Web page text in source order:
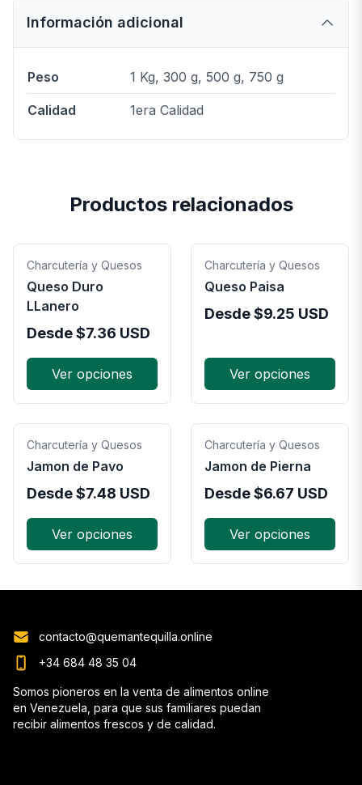
Información adicional
Peso 1 Kg, 300 g, 500 g, 750 g
Calidad 1era Calidad
Productos relacionados
Charcutería y Quesos
Queso Duro
LLanero
Desde$7.36 USD
Ver opciones
Charcutería y Quesos
Queso Paisa
Desde$9.25 USD
Ver opciones
Charcutería y Quesos
Jamon de Pavo
Desde$7.48 USD
Ver opciones
Charcutería y Quesos
Jamon de Pierna
Desde$6.67 USD
Ver opciones
contacto@quemantequilla.online
+34 684 48 35 04
Somos pioneros en la venta de alimentos online
en Venezuela, para que sus familiares puedan
recibir alimentos frescos y de calidad.